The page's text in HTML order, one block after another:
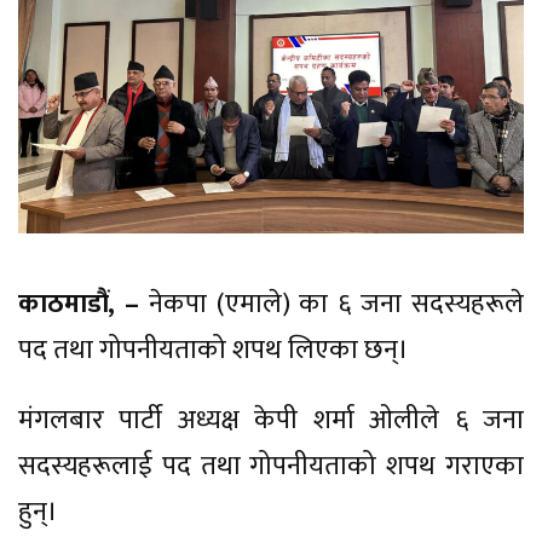
काठमाडौं, – नेकपा (एमाले) का ६ जना सदस्यहरूले
पद तथा गोपनीयताको शपथ लिएका छन्।
मंगलबार पार्टी अध्यक्ष केपी शर्मा ओलीले ६ जना
सदस्यहरूलाई पद तथा गोपनीयताको शपथ गराएका
हुन्।